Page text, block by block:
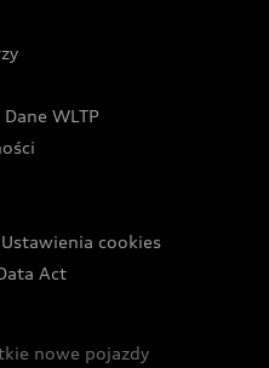
Audi
w Warszawie
Narciarskich w
Dane WLTP
Ustawienia cookies
Act
nowe pojazdy